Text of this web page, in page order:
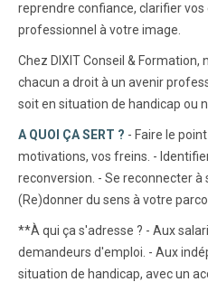
reprendre confiance, clarifier
professionnel à votre image.
Chez DIXIT Conseil &
chacun a droit à un avenir
soit en situation de handicap ou
A QUOI ÇA SERT ? - Faire le
motivations, vos freins. -
reconversion. - Se reconnecter à
(Re)donner du sens à votre
**À qui ça s'adresse ? - Aux
demandeurs d'emploi. - Aux
situation de handicap, avec un